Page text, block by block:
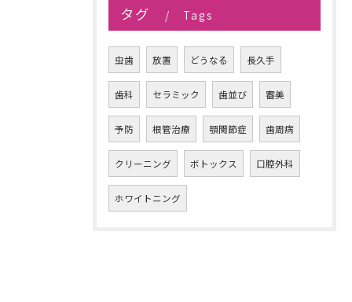
タグ Tags
虫歯 放置 どうなる 長久手
歯科 セラミック 歯並び 審美
予防 根管治療 顎関節症 歯周病
クリーニング ボトックス 口腔外科
ホワイトニング